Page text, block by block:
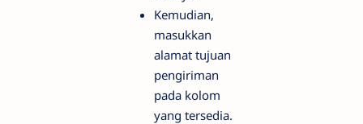
Kemudian,
masukkan
alamat tujuan
pengiriman
pada kolom
yang tersedia.